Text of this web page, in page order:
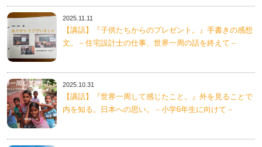
2025.11.11
【講話】『子供たちからのプレゼント。』手書きの感想
文。－住宅設計士の仕事、世界一周の話を終えて－
2025.10.31
【講話】『世界一周して感じたこと。』外を見ることで
内を知る。日本への思い。－小学6年生に向けて－